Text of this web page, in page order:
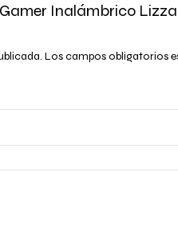
Inalámbrico
Los campos obligatorios